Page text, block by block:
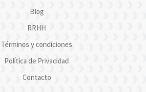
Blog
RRHH
Términos y condiciones
Política de Privacidad
Contacto